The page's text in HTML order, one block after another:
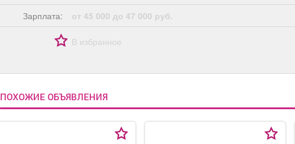
Зарплата:
от 45 000 до 47 000 руб.
В избранное
ПОХОЖИЕ ОБЪЯВЛЕНИЯ